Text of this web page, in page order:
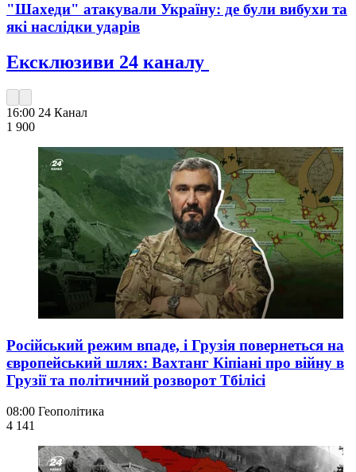
"Шахеди" атакували Україну: де були вибухи та
які наслідки ударів
Ексклюзиви 24 каналу
16:00 24 Канал
1 900
Російський режим впаде, і Грузія повернеться на
європейський шлях: Вахтанг Кіпіані про війну в
Грузії та політичний розворот Тбілісі
08:00 Геополітика
4 141